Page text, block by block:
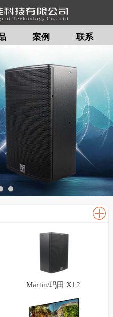
案例 联系
Martin/玛田 X12